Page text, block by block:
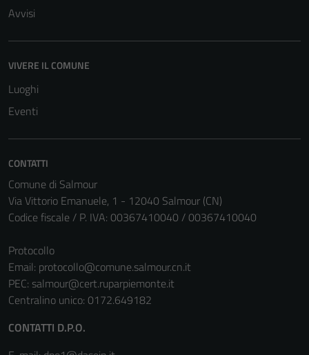
Avvisi
VIVERE IL COMUNE
Luoghi
Eventi
CONTATTI
Comune di Salmour
Via Vittorio Emanuele, 1 - 12040 Salmour (CN)
Codice fiscale / P. IVA: 00367410040 / 00367410040
Protocollo
Email: protocollo@comune.salmour.cn.it
PEC: salmour@cert.ruparpiemonte.it
Centralino unico: 0172.649182
CONTATTI D.P.O.
informazioni
personali.